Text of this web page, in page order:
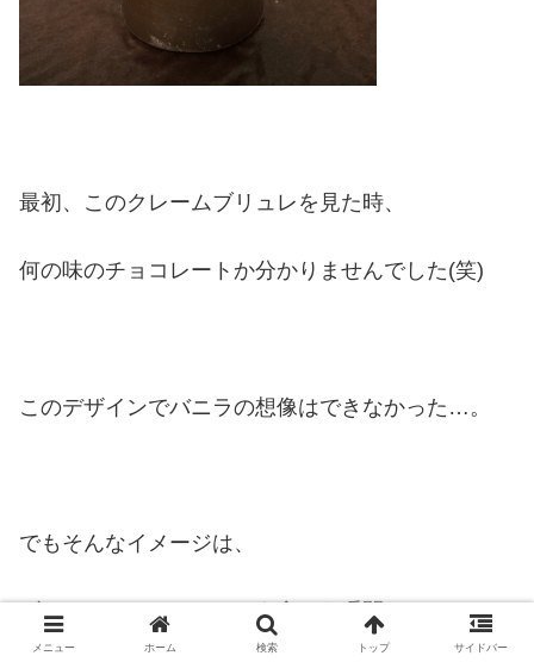
最初、このクレームブリュレを見た時、
何の味のチョコレートか分かりませんでした(笑)
このデザインでバニラの想像はできなかった…。
でもそんなイメージは、
ゴディバのチョコレートを食べた瞬間、
メニュー ホーム 検索 トップ サイドバー